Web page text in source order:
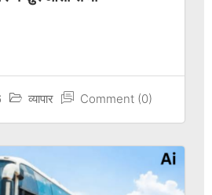
व्यापार Comment (0)